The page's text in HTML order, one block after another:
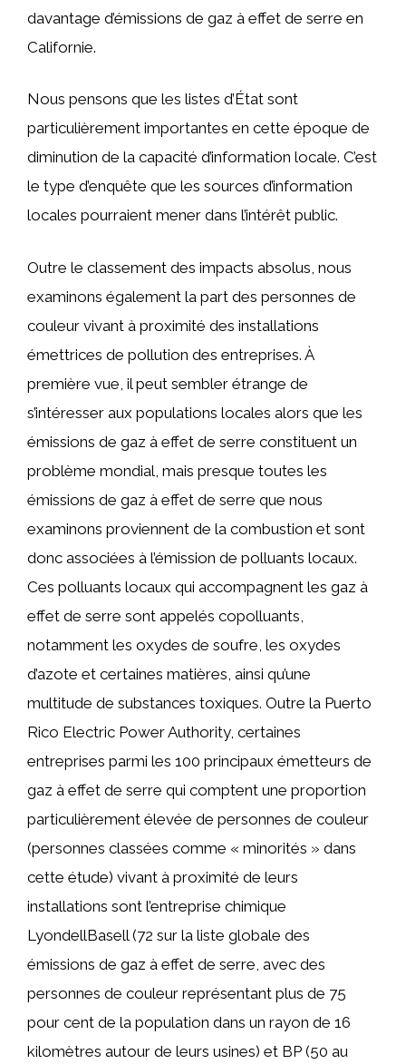
davantage d’émissions de gaz à effet de serre en
Californie.
Nous pensons que les listes d’État sont
particulièrement importantes en cette époque de
diminution de la capacité d’information locale. C’est
le type d’enquête que les sources d’information
locales pourraient mener dans l’intérêt public.
Outre le classement des impacts absolus, nous
examinons également la part des personnes de
couleur vivant à proximité des installations
émettrices de pollution des entreprises. À
première vue, il peut sembler étrange de
s’intéresser aux populations locales alors que les
émissions de gaz à effet de serre constituent un
problème mondial, mais presque toutes les
émissions de gaz à effet de serre que nous
examinons proviennent de la combustion et sont
donc associées à l’émission de polluants locaux.
Ces polluants locaux qui accompagnent les gaz à
effet de serre sont appelés copolluants,
notamment les oxydes de soufre, les oxydes
d’azote et certaines matières, ainsi qu’une
multitude de substances toxiques. Outre la Puerto
Rico Electric Power Authority, certaines
entreprises parmi les 100 principaux émetteurs de
gaz à effet de serre qui comptent une proportion
particulièrement élevée de personnes de couleur
(personnes classées comme « minorités » dans
cette étude) vivant à proximité de leurs
installations sont l’entreprise chimique
LyondellBasell (72 sur la liste globale des
émissions de gaz à effet de serre, avec des
personnes de couleur représentant plus de 75
pour cent de la population dans un rayon de 16
kilomètres autour de leurs usines) et BP (50 au